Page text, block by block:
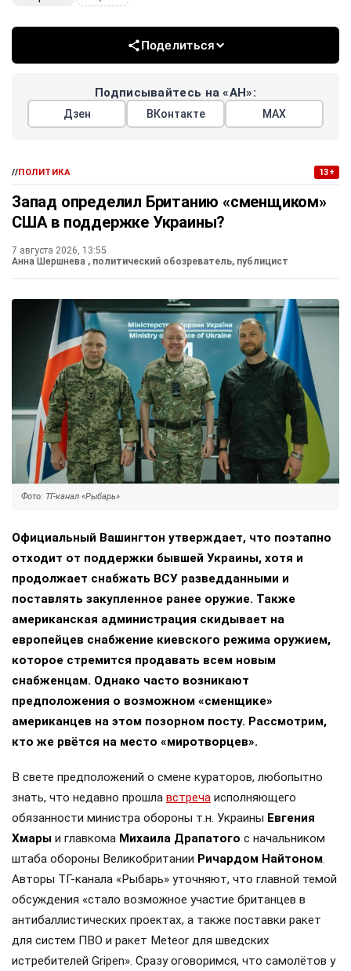
Поделиться
Подписывайтесь на «АН»:
Дзен ВКонтакте МАХ
//ПОЛИТИКА 13+
Запад определил Британию «сменщиком»
США в поддержке Украины?
7 августа 2026, 13:55
Анна Шершнева , политический обозреватель, публицист
Фото: ТГ-канал «Рыбарь»
Официальный Вашингтон утверждает, что поэтапно
отходит от поддержки бывшей Украины, хотя и
продолжает снабжать ВСУ разведданными и
поставлять закупленное ранее оружие. Также
американская администрация скидывает на
европейцев снабжение киевского режима оружием,
которое стремится продавать всем новым
снабженцам. Однако часто возникают
предположения о возможном «сменщике»
американцев на этом позорном посту. Рассмотрим,
кто же рвётся на место «миротворцев».
В свете предположений о смене кураторов, любопытно
знать, что недавно прошла встреча исполняющего
обязанности министра обороны т.н. Украины Евгения
Хмары и главкома Михаила Драпатого с начальником
штаба обороны Великобритании Ричардом Найтоном.
Авторы ТГ-канала «Рыбарь» уточняют, что главной темой
обсуждения «стало возможное участие британцев в
антибаллистических проектах, а также поставки ракет
для систем ПВО и ракет Meteor для шведских
истребителей Gripen». Сразу оговоримся, что самолётов у